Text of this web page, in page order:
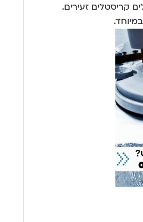
קריסטלים זעירים.